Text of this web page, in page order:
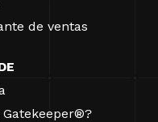
de ventas